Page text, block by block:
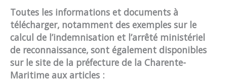
Toutes les informations et documents à
télécharger, notamment des exemples sur le
calcul de l’indemnisation et l’arrêté ministériel
de reconnaissance, sont également disponibles
sur le site de la préfecture de la Charente-
Maritime aux articles :